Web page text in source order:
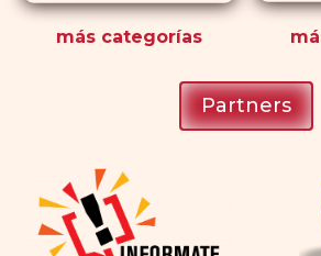
más categorías
Partners